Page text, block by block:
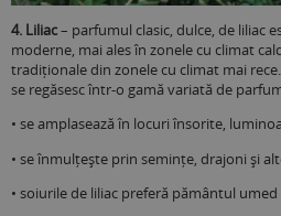
4. Liliac– parfumul clasic, dulce, de liliac
moderne, mai ales în zonele cu climat
tradiționale din zonele cu climat mai
se regăsesc într-o gamă variată de
• se amplasează în locuri însorite,
• se înmulțește prin semințe, drajoni și
• soiurile de liliac preferă pământul umed